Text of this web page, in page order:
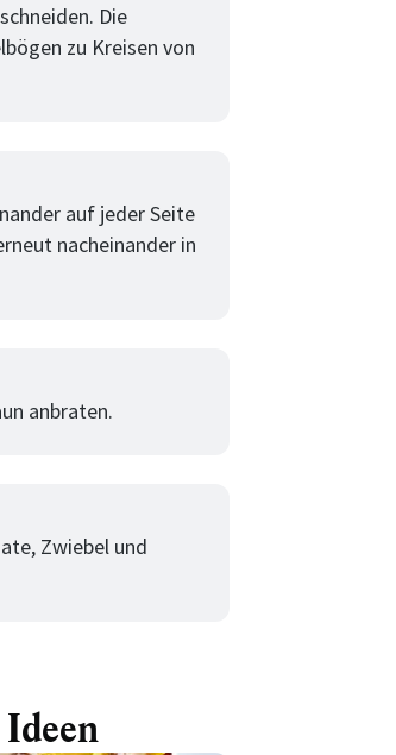
Die
zu Kreisen von
auf jeder Seite
nacheinander in
anbraten.
Zwiebel und